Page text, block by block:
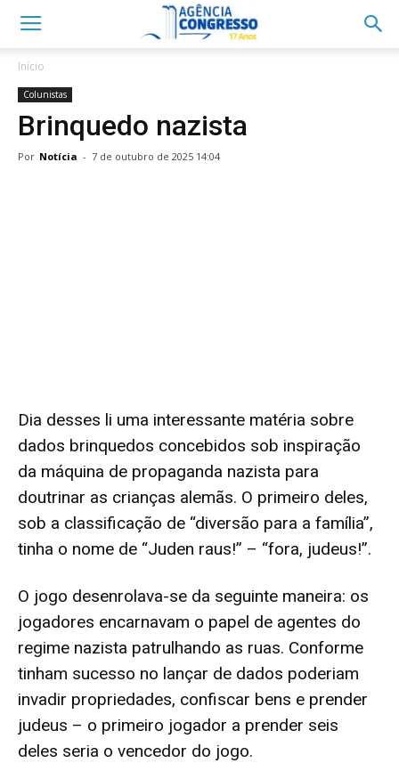
Início
Colunistas
Brinquedo nazista
Por Notícia - 7 de outubro de 2025 14:04
Dia desses li uma interessante matéria sobre
dados brinquedos concebidos sob inspiração
da máquina de propaganda nazista para
doutrinar as crianças alemãs. O primeiro deles,
sob a classificação de “diversão para a família”,
tinha o nome de “Juden raus!” – “fora, judeus!”.
O jogo desenrolava-se da seguinte maneira: os
jogadores encarnavam o papel de agentes do
regime nazista patrulhando as ruas. Conforme
tinham sucesso no lançar de dados poderiam
invadir propriedades, confiscar bens e prender
judeus – o primeiro jogador a prender seis
deles seria o vencedor do jogo.